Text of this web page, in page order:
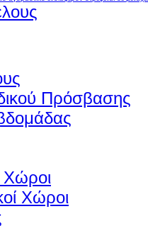
Πρόσβασης
Χώροι
Χώροι